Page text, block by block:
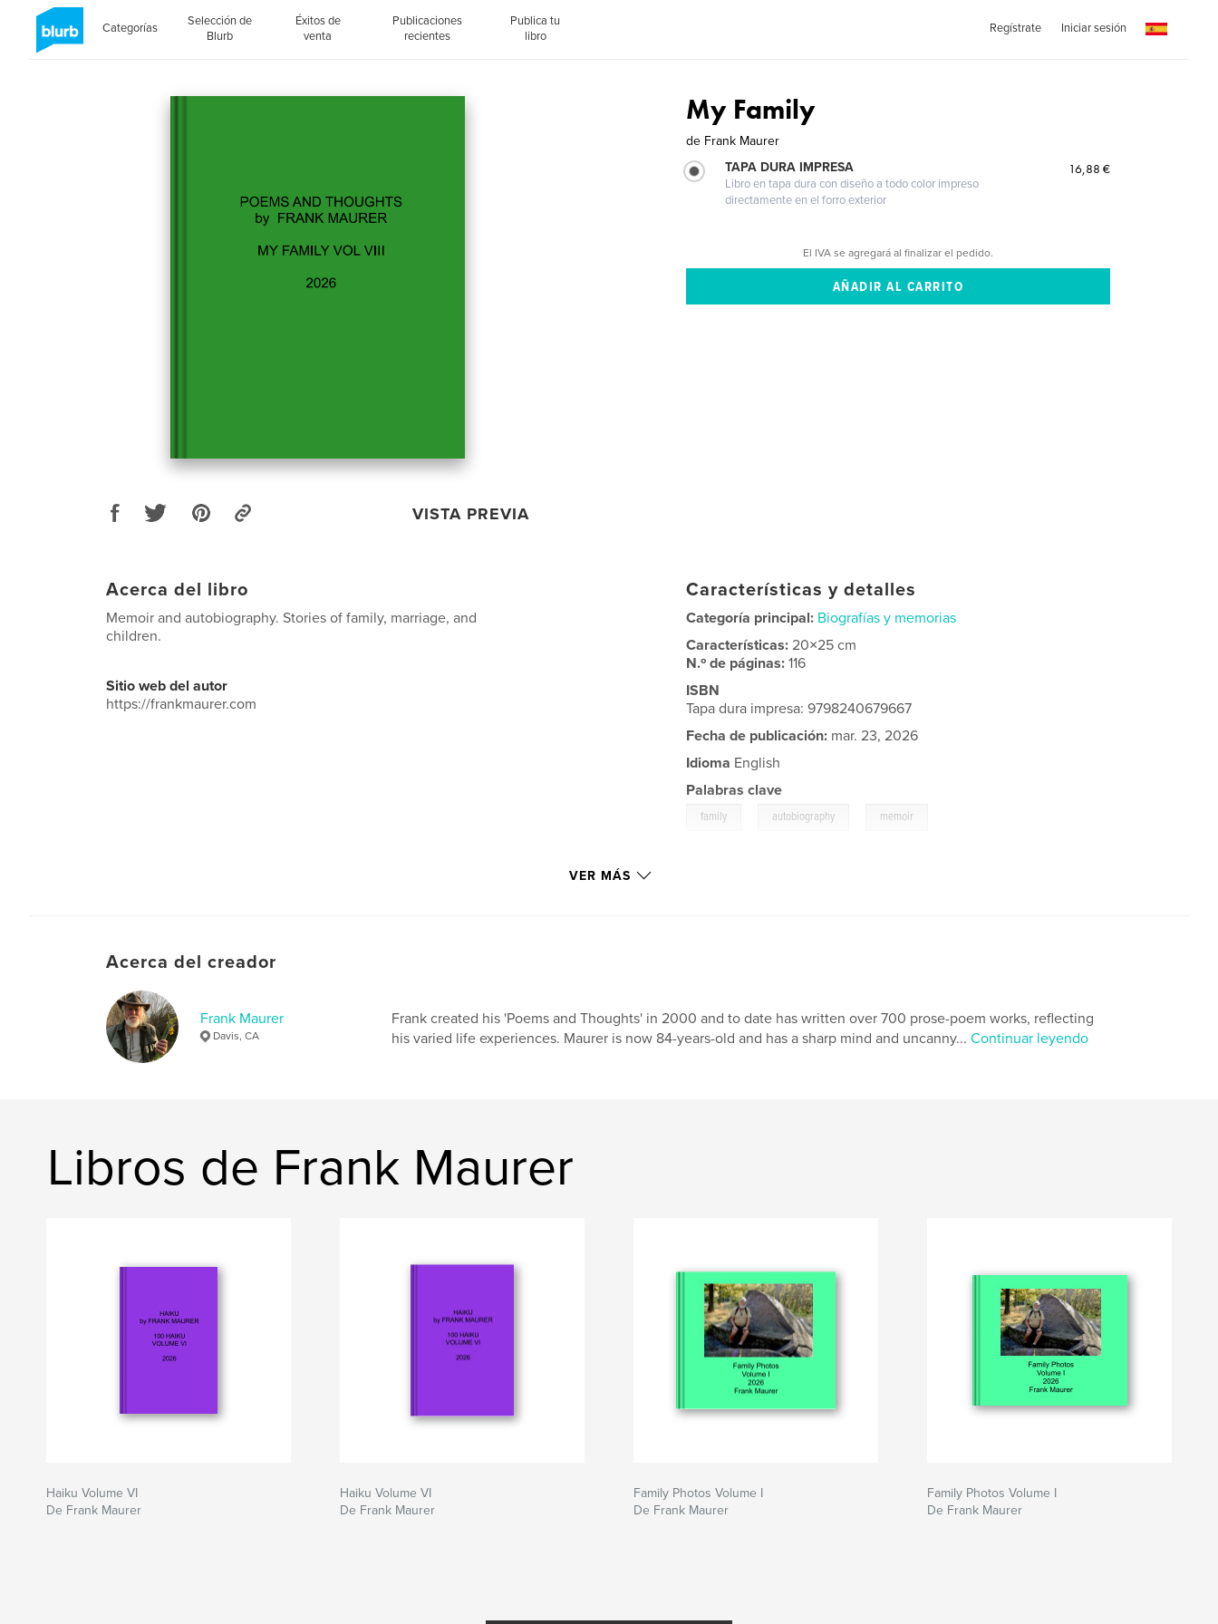
Categorías
Selección de
Blurb
Éxitos de
venta
Publicaciones
recientes
Publica tu
libro
Regístrate Iniciar sesión
VISTA PREVIA
My Family
de Frank Maurer
TAPA DURA IMPRESA
Libro en tapa dura con diseño a todo color impreso
directamente en el forro exterior
16,88 €
El IVA se agregará al finalizar el pedido.
Acerca del libro
Memoir and autobiography. Stories of family, marriage, and
children.
Sitio web del autor
https://frankmaurer.com
Características y detalles
Categoría principal: Biografías y memorias
Características:20×25 cm
N.º de páginas:116
ISBN
Tapa dura impresa: 9798240679667
Fecha de publicación: mar. 23, 2026
Idioma English
Palabras clave
family autobiography memoir
VER MÁS
Acerca del creador
Frank Maurer
Davis, CA
Frank created his 'Poems and Thoughts' in 2000 and to date has written over 700 prose-poem works, reflecting
his varied life experiences. Maurer is now 84-years-old and has a sharp mind and uncanny... Continuar leyendo
Libros de Frank Maurer
Haiku Volume VI
De Frank Maurer
Haiku Volume VI
De Frank Maurer
Family Photos Volume I
De Frank Maurer
Family Photos Volume I
De Frank Maurer